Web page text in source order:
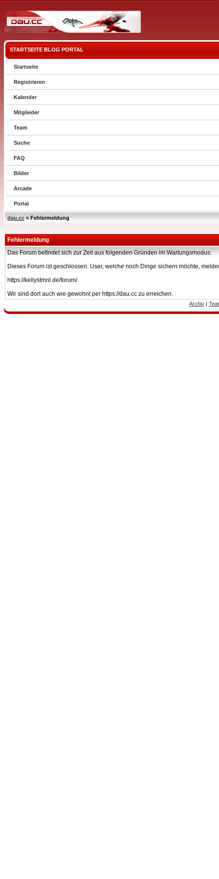
STARTSEITE BLOG PORTAL
Startseite
Registrieren
Kalender
Mitglieder
Team
Suche
FAQ
Bilder
Arcade
Portal
dau.cc » Fehlermeldung
Fehlermeldung
Das Forum befindet sich zur Zeit aus folgenden Gründen im Wartungsmodus:
Dieses Forum ist geschlossen. User, welche noch Dinge sichern möchte,
https://kellystmnl.de/forum/
Wir sind dort auch wie gewohnt per https://dau.cc zu erreichen.
Archiv|